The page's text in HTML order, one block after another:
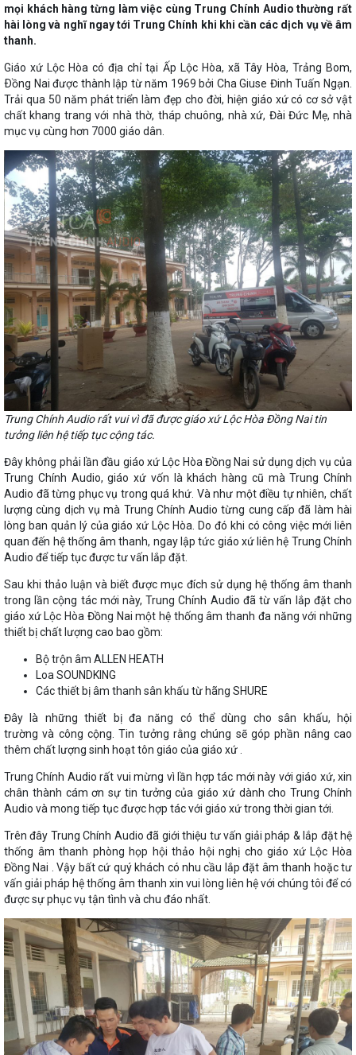
mọi khách hàng từng làm việc cùng Trung Chính Audio thường rất
hài lòng và nghĩ ngay tới Trung Chính khi khi cần các dịch vụ về âm
thanh.
Giáo xứ Lộc Hòa có địa chỉ tại Ấp Lộc Hòa, xã Tây Hòa, Trảng Bom,
Ðồng Nai được thành lập từ năm 1969 bởi Cha Giuse Đinh Tuấn Ngạn.
Trải qua 50 năm phát triển làm đẹp cho đời, hiện giáo xứ có cơ sở vật
chất khang trang với nhà thờ, tháp chuông, nhà xứ, Đài Đức Mẹ, nhà
mục vụ cùng hơn 7000 giáo dân.
Trung Chính Audio rất vui vì đã được giáo xứ Lộc Hòa Đồng Nai tin
tưởng liên hệ tiếp tục cộng tác.
Đây không phải lần đầu giáo xứ Lộc Hòa Đồng Nai sử dụng dịch vụ của
Trung Chính Audio, giáo xứ vốn là khách hàng cũ mà Trung Chính
Audio đã từng phục vụ trong quá khứ. Và như một điều tự nhiên, chất
lượng cùng dịch vụ mà Trung Chính Audio từng cung cấp đã làm hài
lòng ban quản lý của giáo xứ Lộc Hòa. Do đó khi có công việc mới liên
quan đến hệ thống âm thanh, ngay lập tức giáo xứ liên hệ Trung Chính
Audio để tiếp tục được tư vấn lắp đặt.
Sau khi thảo luận và biết được mục đích sử dụng hệ thống âm thanh
trong lần cộng tác mới này, Trung Chính Audio đã từ vấn lắp đặt cho
giáo xứ Lộc Hòa Đồng Nai một hệ thống âm thanh đa năng với những
thiết bị chất lượng cao bao gồm:
Bộ trộn âm ALLEN HEATH
Loa SOUNDKING
Các thiết bị âm thanh sân khấu từ hãng SHURE
Đây là những thiết bị đa năng có thể dùng chosân khấu,
hội
trường và công cộng. Tin tưởng rằng chúng sẽ góp phần nâng cao
thêm chất lượng sinh hoạt tôn giáo của giáo xứ .
Trung Chính Audio rất vui mừng vì lần hợp tác mới này với giáo xứ, xin
chân thành cám ơn sự tin tưởng của giáo xứ dành cho Trung Chính
Audio và mong tiếp tục được hợp tác với giáo xứ trong thời gian tới.
Trên đây Trung Chính Audio đã giới thiệu tư vấn giải pháp & lắp đặt hệ
thống âm thanh phòng họp hội thảo hội nghị cho giáo xứ Lộc Hòa
Đồng Nai . Vậy bất cứ quý khách có nhu cầu lắp đặt âm thanh hoặc tư
vấn giải pháp hệ thống âm thanh xin vui lòng liên hệ với chúng tôi để có
được sự phục vụ tận tình và chu đáo nhất.